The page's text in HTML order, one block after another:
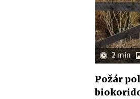
2 min
Požár